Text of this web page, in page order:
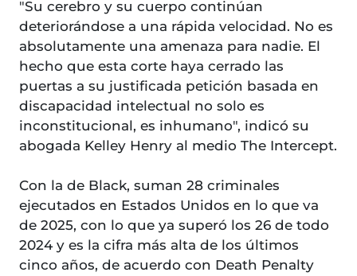
"Su cerebro y su cuerpo continúan
deteriorándose a una rápida velocidad. No es
absolutamente una amenaza para nadie. El
hecho que esta corte haya cerrado las
puertas a su justificada petición basada en
discapacidad intelectual no solo es
inconstitucional, es inhumano", indicó su
abogada Kelley Henry al medio The Intercept.
Con la de Black, suman 28 criminales
ejecutados en Estados Unidos en lo que va
de 2025, con lo que ya superó los 26 de todo
2024 y es la cifra más alta de los últimos
cinco años, de acuerdo con Death Penalty